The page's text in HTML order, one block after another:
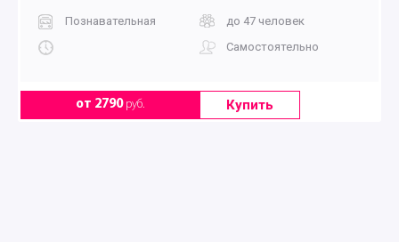
Познавательная
до 47 человек
Самостоятельно
от 2790руб. Купить